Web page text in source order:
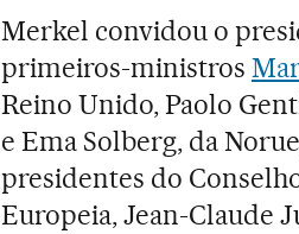
Merkel convidou o
primeiros-ministros
Reino Unido, Paolo
e Ema Solberg, da
presidentes do
Europeia, Jean-Claude